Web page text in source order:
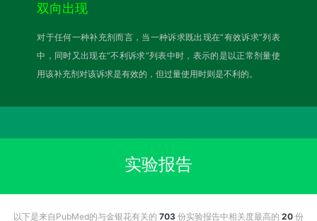
双向出现
对于任何一种补充剂而言，当一种诉求既出现在“有效诉求”列表
中，同时又出现在“不利诉求”列表中时，表示的是以正常剂量使
用该补充剂对该诉求是有效的，但过量使用时则是不利的。
实验报告
以下是来自PubMed的与金银花有关的 703 份实验报告中相关度最高的 20 份